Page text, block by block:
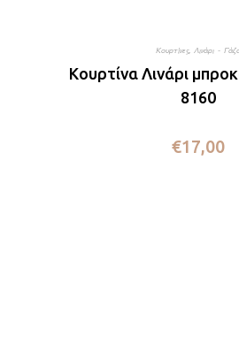
Κουρτίνες, Λινάρι -
Κουρτίνα Λινάρι
8160
€17,00